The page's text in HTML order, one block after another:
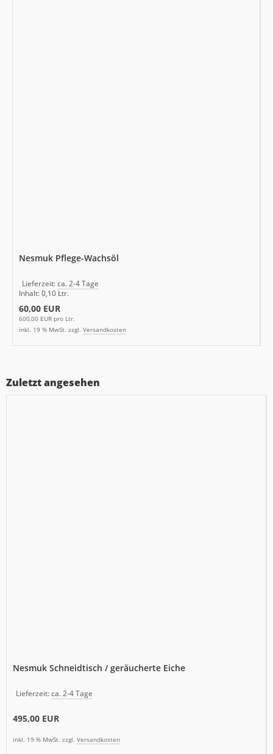
Nesmuk Pflege-Wachsöl
Lieferzeit:ca. 2-4 Tage
Inhalt: 0,10 Ltr.
60,00 EUR
600,00 EUR pro Ltr.
inkl. 19 % MwSt. zzgl. Versandkosten
Zuletzt angesehen
Nesmuk Schneidtisch / geräucherte Eiche
Lieferzeit:ca. 2-4 Tage
495,00 EUR
inkl. 19 % MwSt. zzgl. Versandkosten